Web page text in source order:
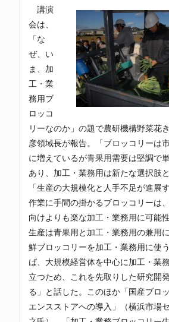
講演
会は、
「な
ぜ、い
ま、加
工・業
務用ブ
ロッコ
リーなのか」の題で農研機構野菜花
彦領域長が報告。「ブロッコリーは
に増えているが青果用需要は堅調で
あり、加工・業務用は新たな選択肢
「生産の大規模化と人手不足が進展
作業に手間の掛かるブロッコリーは
向けよりも楽な加工・業務用に可能
生産は青果用と加工・業務用の兼用
鮮ブロッコリーを加工・業務用に使
ば、大規模経営体を中心に加工・業
立つため、これを先取りした研究開
る」と話した。このほか「国産ブロ
エンスストアへの導入」（横浜市場